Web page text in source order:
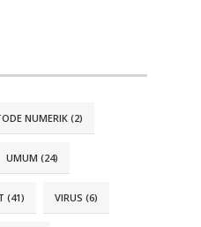
NUMERIK (2)
UMUM (24)
(41) VIRUS (6)